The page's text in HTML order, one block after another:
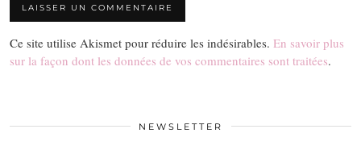
Ce site utilise Akismet pour réduire les indésirables. En savoir plus
sur la façon dont les données de vos commentaires sont traitées.
NEWSLETTER